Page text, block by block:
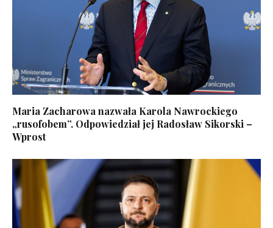
Maria Zacharowa nazwała Karola Nawrockiego
„rusofobem”. Odpowiedział jej Radosław Sikorski –
Wprost